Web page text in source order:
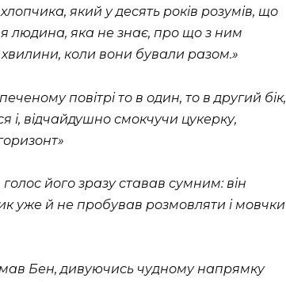
який у десять рокiв розумiв, що
людина, яка не знає, про що з ним
коли вони бували разом.»
повiтрi то в один, то в другий бiк,
i, вiдчайдушно смокчучи цукерку,
його зразу ставав сумним: вiн
уже й не пробував розмовляти i мовчки
Бен, дивуючись чудному напрямку